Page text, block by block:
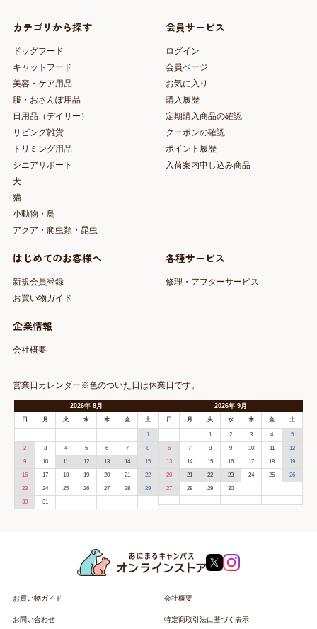
カテゴリから探す
ドッグフード
キャットフード
美容・ケア用品
服・おさんぽ用品
日用品（デイリー）
リビング雑貨
トリミング用品
シニアサポート
犬
猫
小動物・鳥
アクア・爬虫類・昆虫
会員サービス
ログイン
会員ページ
お気に入り
購入履歴
定期購入商品の確認
クーポンの確認
ポイント履歴
入荷案内申し込み商品
はじめてのお客様へ
新規会員登録
お買い物ガイド
各種サービス
修理・アフターサービス
企業情報
会社概要
営業日カレンダー※色のついた日は休業日です。
2026年 8月
日 月 火 水 木 金 土
1
2 3 4 5 6 7 8
9 10 11 12 13 14 15
16 17 18 19 20 21 22
23 24 25 26 27 28 29
30 31
2026年9月
日 月 火 水 木 金 土
1 2 3 4 5
6 7 8 9 10 11 12
13 14 15 16 17 18 19
20 21 22 23 24 25 26
27 28 29 30
お買い物ガイド 会社概要
お問い合わせ 特定商取引法に基づく表示